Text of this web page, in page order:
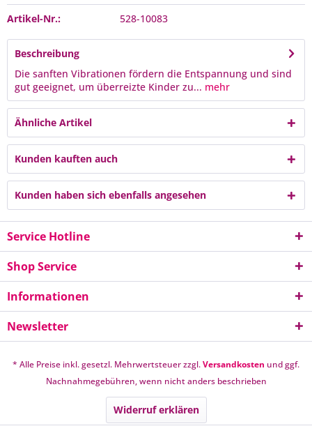
Artikel-Nr.: 528-10083
Beschreibung
Die sanften Vibrationen fördern die Entspannung und sind
gut geeignet, um überreizte Kinder zu... mehr
Ähnliche Artikel
Kunden kauften auch
Kunden haben sich ebenfalls angesehen
Service Hotline
Shop Service
Informationen
Newsletter
* Alle Preise inkl. gesetzl. Mehrwertsteuer zzgl.Versandkosten und ggf.
Nachnahmegebühren, wenn nicht anders beschrieben
Widerruf erklären